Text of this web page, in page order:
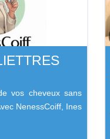
vos cheveux sans
NenessCoiff, Ines